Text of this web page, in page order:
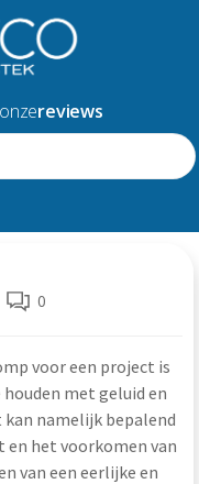
reviews
0
voor een project is
met geluid en
namelijk bepalend
en het voorkomen van
van een eerlijke en